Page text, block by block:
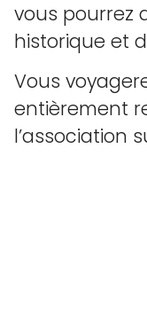
vous pourrez
historique et
Vous
entièrement
l’association